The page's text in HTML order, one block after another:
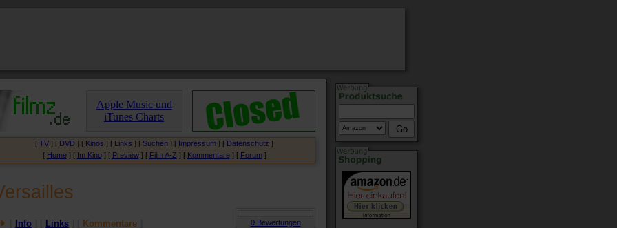
Apple Music und
iTunes Charts
[ TV ] [ DVD ] [ Kinos ] [ Links ] [ Suchen ] [ Impressum ] [ Datenschutz ]
[ Home] [ Im Kino] [ Preview] [ Film A-Z ] [ Kommentare] [ Forum]
Info Links Kommentare